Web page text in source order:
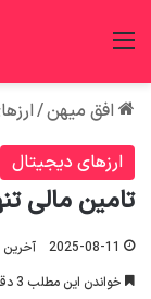
افق میهن/
ارزهای دیجیتال
تامین مالی
2025-08-11 آخرین به
خواندن این مطلب 3 دقیقه زمان میبرد